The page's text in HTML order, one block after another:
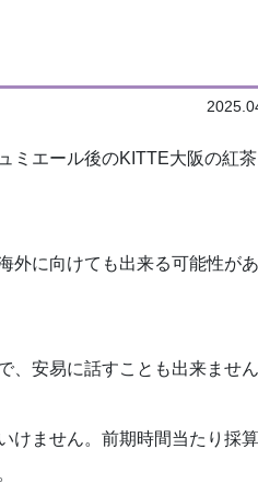
ミエール後のKITTE大阪の紅
に向けても出来る可能性があ
安易に話すことも出来ません
けません。前期時間当たり採